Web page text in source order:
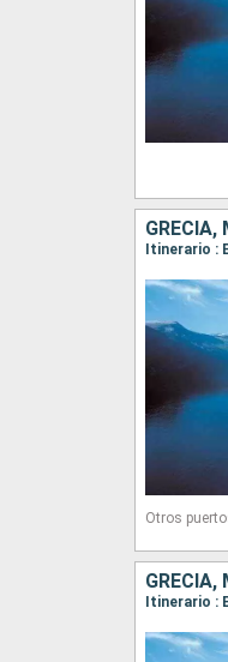
GRECIA,
Otros
GRECIA,